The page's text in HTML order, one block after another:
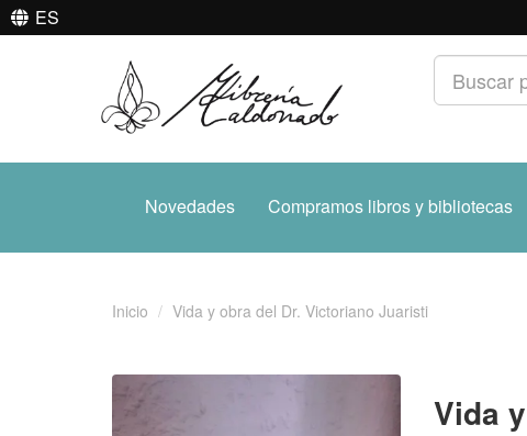
ES
Novedades Compramos libros y bibliotecas
Inicio Vida y obra del Dr. Victoriano Juaristi
Vida